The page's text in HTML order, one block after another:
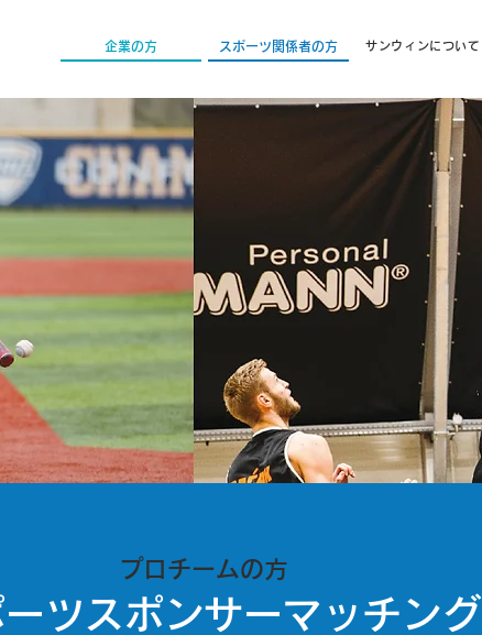
企業の方 スポーツ関係者の方 サンウィンについて
プロチームの方
ーツスポンサーマッチング